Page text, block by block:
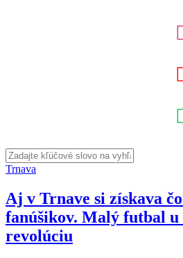
Trnava
Aj v Trnave si získava
fanúšikov. Malý futbal u
revolúciu